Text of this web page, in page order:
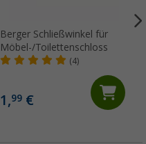
Berger Schließwinkel für
Möbel-/Toilettenschloss
(4)
1,99€